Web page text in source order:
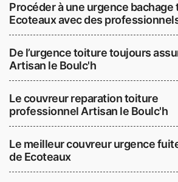
Procéder à une urgence bachage
Ecoteaux avec des
De l’urgence toiture toujours
Artisan le Boulc'h
Le couvreur reparation toiture
professionnel Artisan le Boulc'h
Le meilleur couvreur urgence
de Ecoteaux